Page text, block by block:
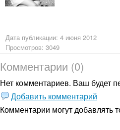
Дата публикации: 4 июня 2012
Просмотров: 3049
Комментарии (0)
Нет комментариев. Ваш будет
Добавить комментарий
Комментарии могут добавлять